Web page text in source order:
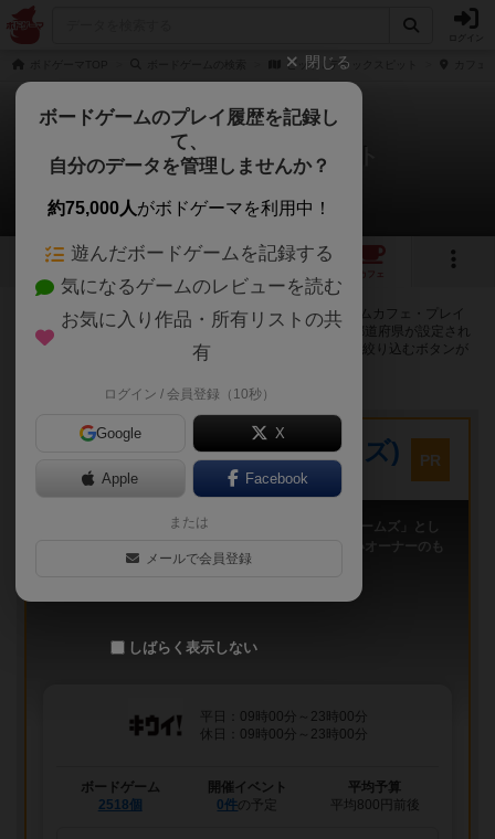
ピット / デラックスピット
ピット / デラックスピット
97店のカフェ/スペースが提供中
11 22
カフェ
ピット / デラックスピットで遊ぶことができるボードゲームカフェ・プレイ
スペースが97店登録されています。公開プロフィールの都道府県が設定され
たアカウントでログインすると、同じ都道府県内の店舗に絞り込むボタンが
キウイ！(旧:キウイゲームズ)
大阪府大阪市中央区森ノ宮中央2-8-2 永田中央ビル2階
PR
「キウイ！」は、2011年9月大阪日本橋で「キウイゲームズ」とし
てスタートしたボードゲームカフェです。 今は新しいオーナーのも
平日：09時00分～23時00分
休日：09時00分～23時00分
ボードゲーム
2518個
開催イベント
0件の予定
平均予算
平均800円前後
閉じる
ボードゲームのプレイ履歴を記録し
て、
自分のデータを管理しませんか？
約75,000人がボドゲーマを利用中！
遊んだボードゲームを記録する
気になるゲームのレビューを読む
お気に入り作品・所有リストの共
有
ログイン / 会員登録（10秒）
Google X
Apple Facebook
または
メールで会員登録
しばらく表示しない